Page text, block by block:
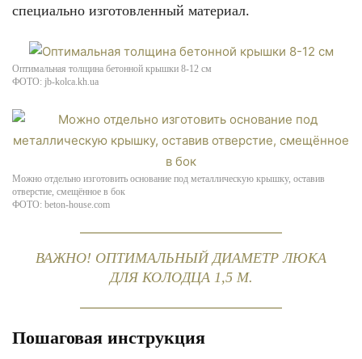
специально изготовленный материал.
Оптимальная толщина бетонной крышки 8-12 см
ФОТО: jb-kolca.kh.ua
Можно отдельно изготовить основание под металлическую крышку, оставив
отверстие, смещённое в бок
ФОТО: beton-house.com
ВАЖНО! ОПТИМАЛЬНЫЙ ДИАМЕТР ЛЮКА
ДЛЯ КОЛОДЦА 1,5 М.
Пошаговая инструкция